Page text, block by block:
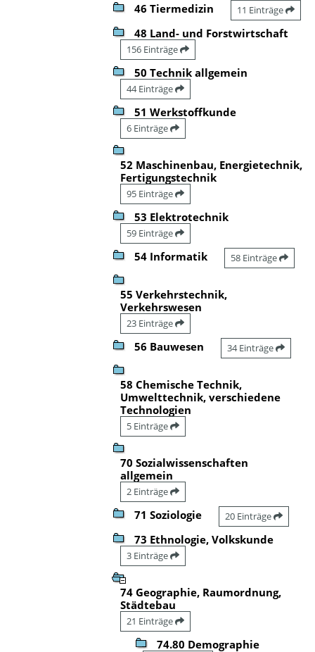
46 Tiermedizin 11 Einträge
48 Land- und Forstwirtschaft
156 Einträge
50 Technik allgemein
44 Einträge
51 Werkstoffkunde
6 Einträge
52 Maschinenbau, Energietechnik,
Fertigungstechnik
95 Einträge
53 Elektrotechnik
59 Einträge
54 Informatik 58 Einträge
55 Verkehrstechnik,
Verkehrswesen
23 Einträge
56 Bauwesen 34 Einträge
58 Chemische Technik,
Umwelttechnik, verschiedene
Technologien
5 Einträge
70 Sozialwissenschaften
allgemein
2 Einträge
71 Soziologie 20 Einträge
73 Ethnologie, Volkskunde
3 Einträge
74 Geographie, Raumordnung,
Städtebau
21 Einträge
74.80 Demographie